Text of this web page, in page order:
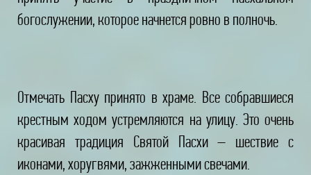
богослужении, которое начнется ровно в полночь.
Отмечать Пасху принято в храме. Все собравшиеся
крестным ходом устремляются на улицу. Это очень
красивая традиция Святой Пасхи – шествие с
иконами, хоругвями, зажженными свечами.